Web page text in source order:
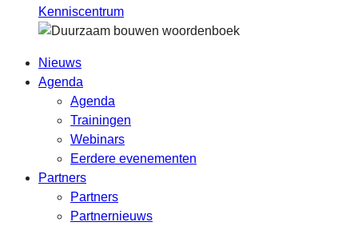
Kenniscentrum
Nieuws
Agenda
Agenda
Trainingen
Webinars
Eerdere evenementen
Partners
Partners
Partnernieuws